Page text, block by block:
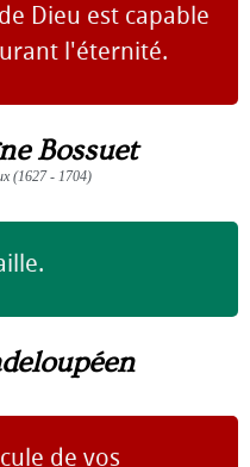
Dieu est capable
l'éternité.
Bossuet
(1627 - 1704)
de vos